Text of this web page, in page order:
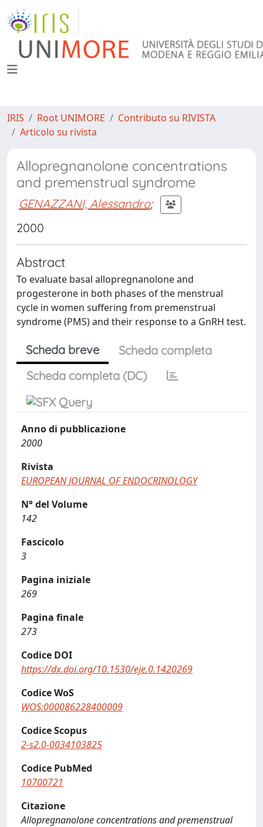
IRIS Root UNIMORE
Contributo su RIVISTA
Articolo su rivista
Allopregnanolone concentrations
and premenstrual syndrome
GENAZZANI, Alessandro;
2000
Abstract
To evaluate basal allopregnanolone and
progesterone in both phases of the menstrual
cycle in women suffering from premenstrual
syndrome (PMS) and their response to a GnRH test.
Scheda breve
Scheda completa
Scheda completa (DC)
Anno di pubblicazione
2000
Rivista
EUROPEAN JOURNAL OF ENDOCRINOLOGY
N° del Volume
142
Fascicolo
3
Pagina iniziale
269
Pagina finale
273
Codice DOI
https://dx.doi.org/10.1530/eje.0.1420269
Codice WoS
WOS:000086228400009
Codice Scopus
2-s2.0-0034103825
Codice PubMed
10700721
Citazione
Allopregnanolone concentrations and premenstrual